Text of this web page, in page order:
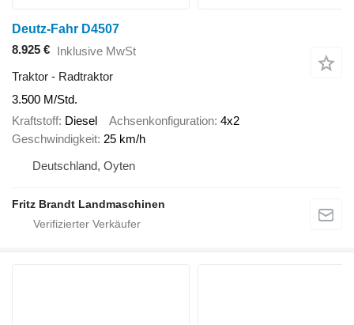
Deutz-Fahr D4507
8.925 € Inklusive MwSt
Traktor - Radtraktor
3.500 M/Std.
Kraftstoff Diesel Achsenkonfiguration 4x2
Geschwindigkeit 25 km/h
Deutschland, Oyten
Fritz Brandt Landmaschinen